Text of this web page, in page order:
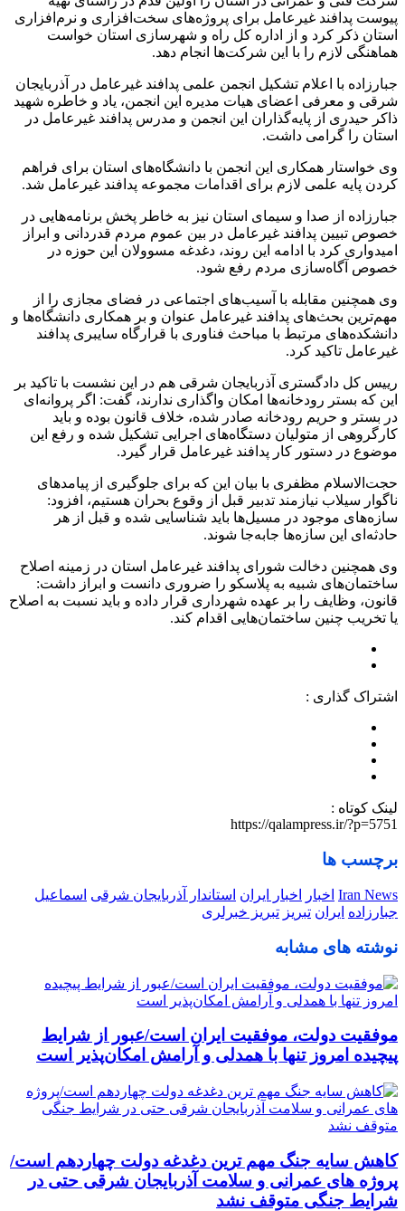
پیوست پدافند غیرعامل برای پروژه‌های سخت‌افزاری و نرم‌افزاری
استان ذکر کرد و از اداره کل راه و شهرسازی استان خواست
هماهنگی لازم را با این شرکت‌ها انجام دهد.
جبارزاده با اعلام تشکیل انجمن علمی پدافند غیرعامل در آذربایجان
شرقی و معرفی اعضای هیات مدیره این انجمن، یاد و خاطره شهید
ذاکر حیدری از پایه‌گذاران این انجمن و مدرس پدافند غیرعامل در
استان را گرامی داشت.
وی خواستار همکاری این انجمن با دانشگاه‌های استان برای فراهم
کردن پایه علمی لازم برای اقدامات مجموعه پدافند غیرعامل شد.
جبارزاده از صدا و سیمای استان نیز به خاطر پخش برنامه‌هایی در
خصوص تبیین پدافند غیرعامل در بین عموم مردم قدردانی و ابراز
امیدواری کرد با ادامه این روند، دغدغه مسوولان این حوزه در
خصوص آگاه‌سازی مردم رفع شود.
وی همچنین مقابله با آسیب‌های اجتماعی در فضای مجازی را از
مهم‌ترین بحث‌های پدافند غیرعامل عنوان و بر همکاری دانشگاه‌ها و
دانشکده‌های مرتبط با مباحث فناوری با قرارگاه سایبری پدافند
غیرعامل تاکید کرد.
رییس کل دادگستری آذربایجان شرقی هم در این نشست با تاکید بر
این که بستر رودخانه‌ها امکان واگذاری ندارند، گفت: اگر پروانه‌ای
در بستر و حریم رودخانه صادر شده، خلاف قانون بوده و باید
کارگروهی از متولیان دستگاه‌های اجرایی تشکیل شده و رفع این
موضوع در دستور کار پدافند غیرعامل قرار گیرد.
حجت‌الاسلام مظفری با بیان این که برای جلوگیری از پیامدهای
ناگوار سیلاب نیازمند تدبیر قبل از وقوع بحران هستیم، افزود:
سازه‌های موجود در مسیل‌ها باید شناسایی شده و قبل از هر
حادثه‌ای این سازه‌ها جابه‌جا شوند.
وی همچنین دخالت شورای پدافند غیرعامل استان در زمینه اصلاح
ساختمان‌های شبیه به پلاسکو را ضروری دانست و ابراز داشت:
قانون، وظایف را بر عهده شهرداری قرار داده و باید نسبت به اصلاح
یا تخریب چنین ساختمان‌هایی اقدام کند.
اشتراک گذاری :
لینک کوتاه :
https://qalampress.ir/?p=5751
برچسب ها
Iran News اخبار اخبار ایران استاندار آذربایجان شرقی اسماعیل
جبارزاده ایران تبریز تبریز خبرلری
نوشته های مشابه
موفقیت دولت، موفقیت ایران است/عبور از شرایط
پیچیده امروز تنها با همدلی و آرامش امکان‌پذیر است
کاهش سایه جنگ مهم ‌ترین دغدغه دولت چهاردهم است/
پروژه ‌های عمرانی و سلامت آذربایجان شرقی حتی در
شرایط جنگی متوقف نشد